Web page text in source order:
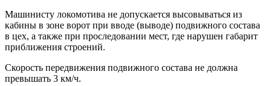
Машинисту локомотива не допускается высовываться из
кабины в зоне ворот при вводе (выводе) подвижного состава
в цех, а также при проследовании мест, где нарушен габарит
приближения строений.
Скорость передвижения подвижного состава не должна
превышать 3 км/ч.